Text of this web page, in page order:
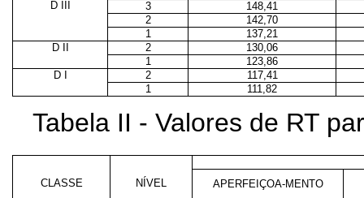
D III
3
148,41
2
142,70
1
137,21
D II
2
130,06
1
123,86
D I
2
117,41
1
111,82
Tabela II - Valores de RT
CLASSE NÍVEL
APERFEIÇOA-MENTO